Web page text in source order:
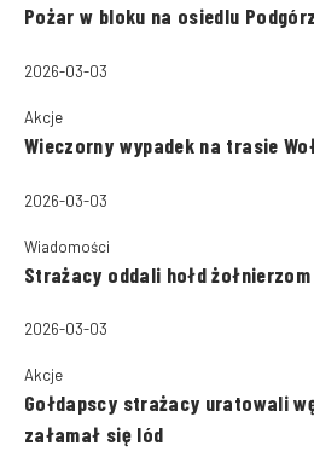
Pożar w bloku na osiedlu
2026-03-03
Akcje
Wieczorny wypadek na trasie
2026-03-03
Wiadomości
Strażacy oddali hołd
2026-03-03
Akcje
Gołdapscy strażacy uratowali
załamał się lód